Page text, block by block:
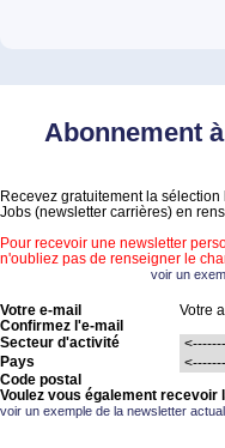
Abonnement
Recevez gratuitement la
Jobs (newsletter carrières) en
Pour recevoir une newsletter
n'oubliez pas de renseigner le
voir un
Votre e-mail
Confirmez l'e-mail
Secteur d'activité
Pays
Code postal
Voulez vous également
voir un exemple de la newsletter